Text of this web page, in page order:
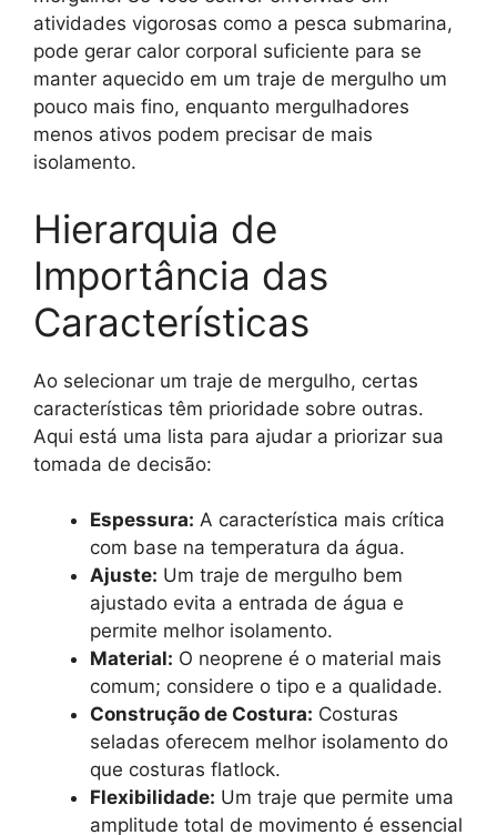
atividades vigorosas como a pesca submarina,
pode gerar calor corporal suficiente para se
manter aquecido em um traje de mergulho um
pouco mais fino, enquanto mergulhadores
menos ativos podem precisar de mais
isolamento.
Hierarquia de
Importância das
Características
Ao selecionar um traje de mergulho, certas
características têm prioridade sobre outras.
Aqui está uma lista para ajudar a priorizar sua
tomada de decisão:
Espessura: A característica mais crítica
com base na temperatura da água.
Ajuste: Um traje de mergulho bem
ajustado evita a entrada de água e
permite melhor isolamento.
Material: O neoprene é o material mais
comum; considere o tipo e a qualidade.
Construção de Costura: Costuras
seladas oferecem melhor isolamento do
que costuras flatlock.
Flexibilidade: Um traje que permite uma
amplitude total de movimento é essencial